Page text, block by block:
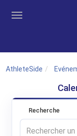
AthleteSide
Recherche